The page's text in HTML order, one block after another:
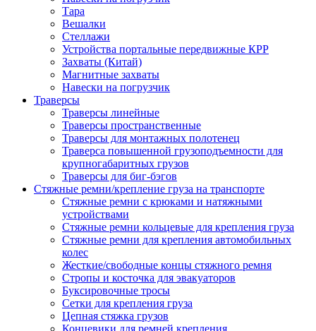
Тара
Вешалки
Стеллажи
Устройства портальные передвижные КРР
Захваты (Китай)
Магнитные захваты
Навески на погрузчик
Траверсы
Траверсы линейные
Траверсы пространственные
Траверсы для монтажных полотенец
Траверса повышенной грузоподъемности для
крупногабаритных грузов
Траверсы для биг-бэгов
Стяжные ремни/крепление груза на транспорте
Стяжные ремни с крюками и натяжными
устройствами
Стяжные ремни кольцевые для крепления груза
Стяжные ремни для крепления автомобильных
колес
Жесткие/свободные концы стяжного ремня
Стропы и косточка для эвакуаторов
Буксировочные тросы
Сетки для крепления груза
Цепная стяжка грузов
Концевики для ремней крепления